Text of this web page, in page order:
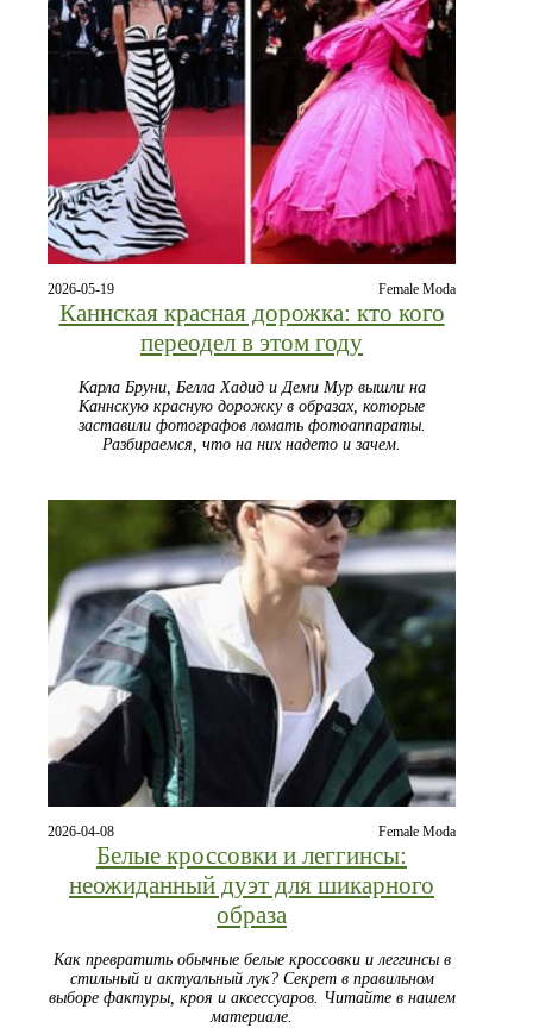
2026-05-19 Female Moda
Каннская красная дорожка: кто кого
переодел в этом году
Карла Бруни, Белла Хадид и Деми Мур вышли на
Каннскую красную дорожку в образах, которые
заставили фотографов ломать фотоаппараты.
Разбираемся, что на них надето и зачем.
2026-04-08 Female Moda
Белые кроссовки и леггинсы:
неожиданный дуэт для шикарного
образа
Как превратить обычные белые кроссовки и леггинсы в
стильный и актуальный лук? Секрет в правильном
выборе фактуры, кроя и аксессуаров. Читайте в нашем
материале.